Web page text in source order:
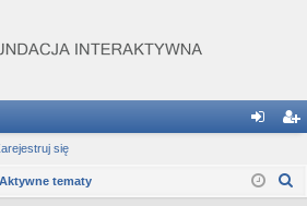
og ej
się
Aktywne tematy